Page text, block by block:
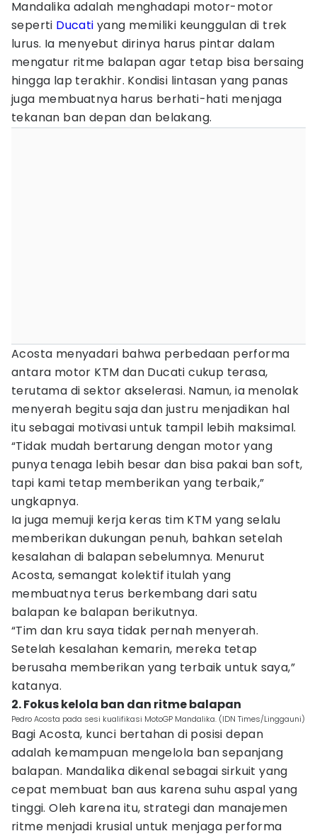
Mandalika adalah menghadapi motor-motor
seperti Ducati yang memiliki keunggulan di trek
lurus. Ia menyebut dirinya harus pintar dalam
mengatur ritme balapan agar tetap bisa bersaing
hingga lap terakhir. Kondisi lintasan yang panas
juga membuatnya harus berhati-hati menjaga
tekanan ban depan dan belakang.
Acosta menyadari bahwa perbedaan performa
antara motor KTM dan Ducati cukup terasa,
terutama di sektor akselerasi. Namun, ia menolak
menyerah begitu saja dan justru menjadikan hal
itu sebagai motivasi untuk tampil lebih maksimal.
“Tidak mudah bertarung dengan motor yang
punya tenaga lebih besar dan bisa pakai ban soft,
tapi kami tetap memberikan yang terbaik,”
ungkapnya.
Ia juga memuji kerja keras tim KTM yang selalu
memberikan dukungan penuh, bahkan setelah
kesalahan di balapan sebelumnya. Menurut
Acosta, semangat kolektif itulah yang
membuatnya terus berkembang dari satu
balapan ke balapan berikutnya.
“Tim dan kru saya tidak pernah menyerah.
Setelah kesalahan kemarin, mereka tetap
berusaha memberikan yang terbaik untuk saya,”
katanya.
2. Fokus kelola ban dan ritme balapan
Pedro Acosta pada sesi kualifikasi MotoGP Mandalika. (IDN Times/Linggauni)
Bagi Acosta, kunci bertahan di posisi depan
adalah kemampuan mengelola ban sepanjang
balapan. Mandalika dikenal sebagai sirkuit yang
cepat membuat ban aus karena suhu aspal yang
tinggi. Oleh karena itu, strategi dan manajemen
ritme menjadi krusial untuk menjaga performa